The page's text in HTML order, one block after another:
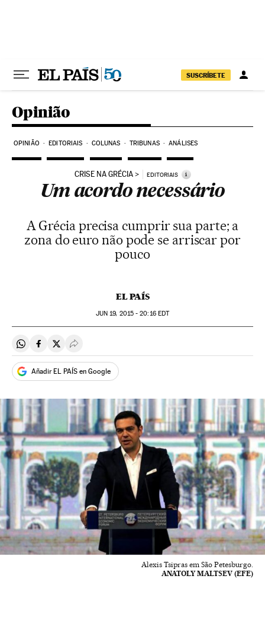
SUSCRÍBETE
Opinião
OPINIÃO EDITORIAIS COLUNAS TRIBUNAS ANÁLISES
CRISE NA GRÉCIA EDITORIAIS i
Um acordo necessário
A Grécia precisa cumprir sua parte; a
zona do euro não pode se arriscar por
pouco
EL PAÍS
JUN 19, 2015 - 20:16EDT
Compartir en Whatsapp
Compartir en Facebook
Compartir en Twitter
Desplegar Redes Sociales
Añadir EL PAÍS en Google
Alexis Tsipras em São Petesburgo.
ANATOLY MALTSEV (EFE)